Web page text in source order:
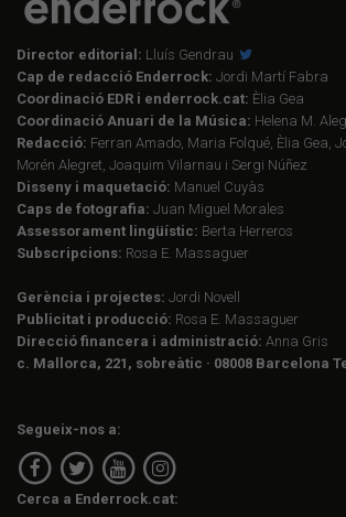
Director editorial: Lluís Gendrau
Cap de redacció Enderrock: Jordi Martí Fabra
Coordinació EDR i enderrock.cat: Èlia Gea
Coordinació Anuari de la Música: Helena M.
Redacció: Ferran Amado, Maria Folqué, Èlia Gea,
Morén Alegret, Joaquim Vilarnau i Sergi Núñez
Disseny i maquetació: Manuel Cuyàs
Caps de fotografia: Juan Miguel Morales
Assessorament lingüístic: Berta Herreros
Subscripcions: Rosa E. Massaguer
Gerència i projectes: Jordi Novell
Publicitat i producció: Rosa E. Massaguer
Direcció financera i administració: Anna Gris
c. Mallorca, 221, sobreàtic · 08008 Barcelona
Segueix-nos a:
Cerca a Enderrock.cat: